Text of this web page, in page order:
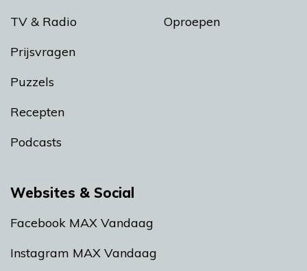
TV & Radio
Prijsvragen
Puzzels
Recepten
Podcasts
Oproepen
Websites & Social
Facebook MAX Vandaag
Instagram MAX Vandaag